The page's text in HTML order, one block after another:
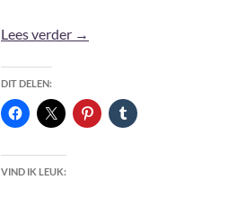
Lees verder Fictionista #8
→
DIT DELEN:
VIND IK LEUK: